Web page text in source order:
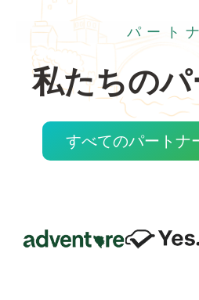
パート
私たちの
すべてのパートナ